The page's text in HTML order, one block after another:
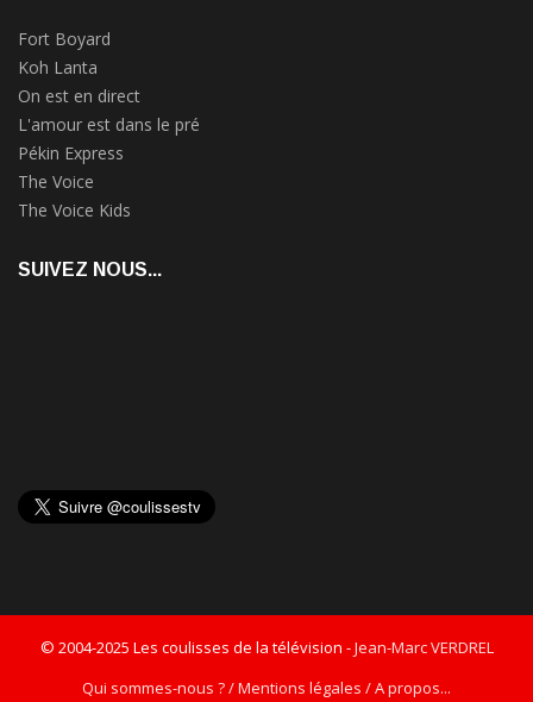
Fort Boyard
Koh Lanta
On est en direct
L'amour est dans le pré
Pékin Express
The Voice
The Voice Kids
SUIVEZ NOUS...
© 2004-2025 Les coulisses de la télévision -Jean-Marc VERDREL
Qui sommes-nous ? / Mentions légales / A propos...